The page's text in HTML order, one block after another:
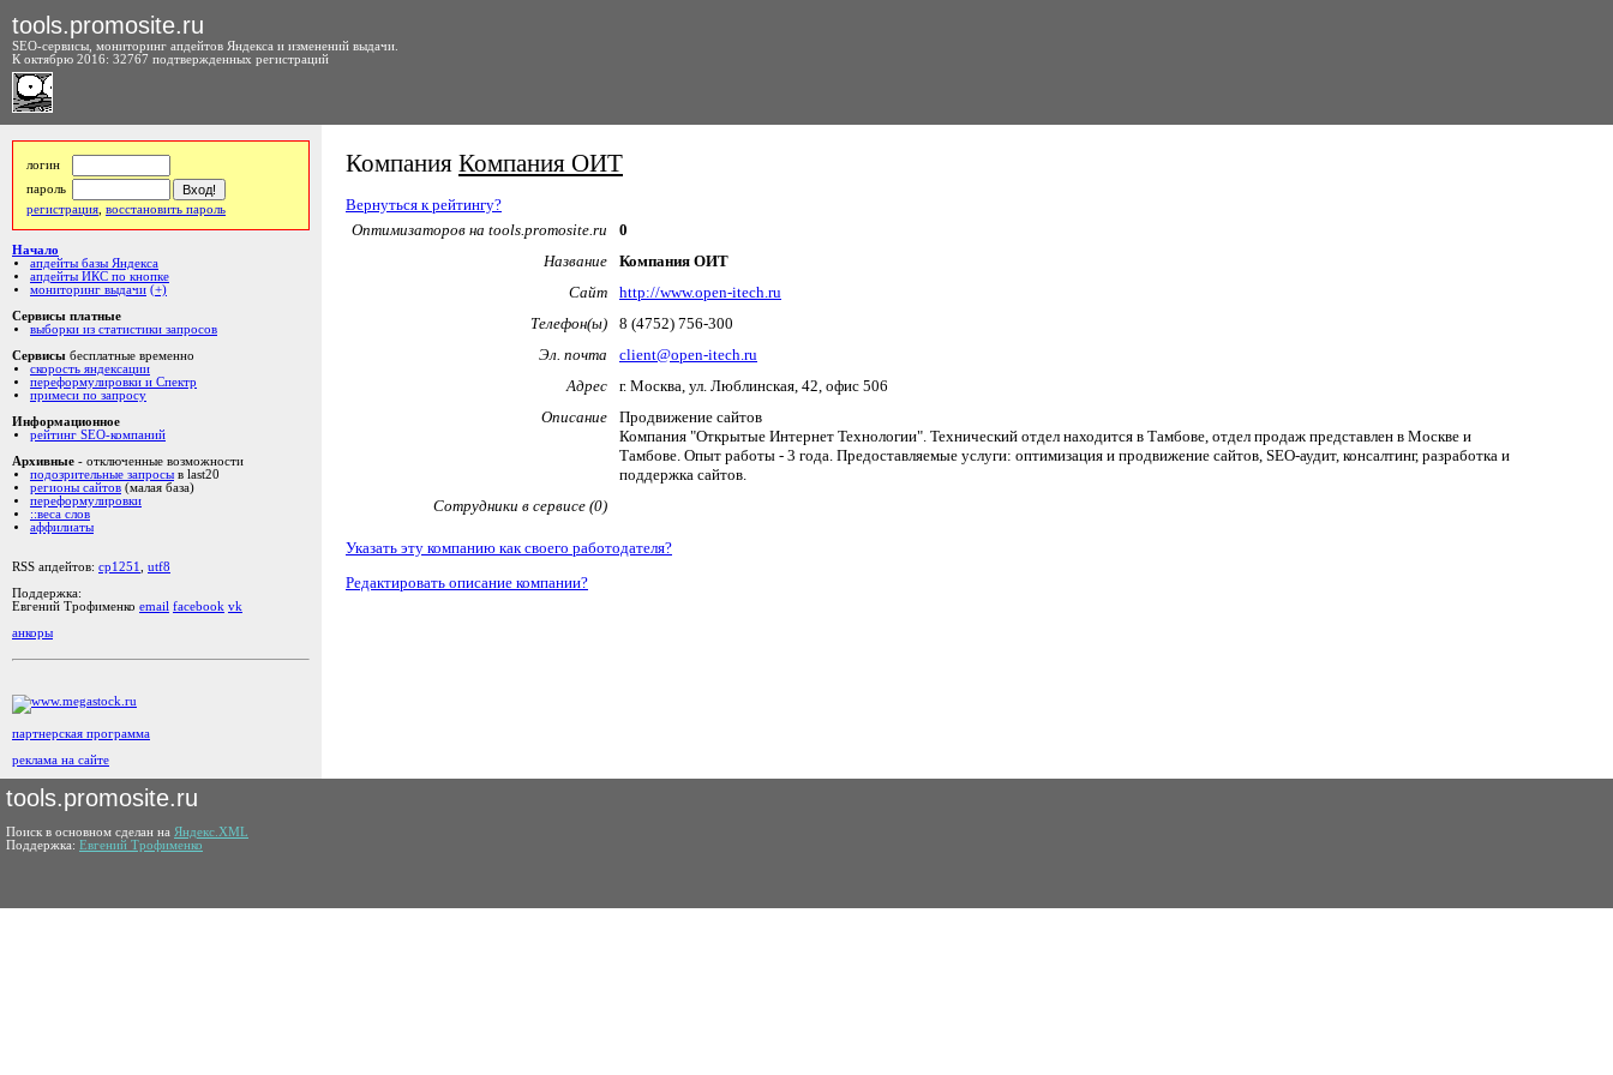
tools.promosite.ru
SEO-сервисы, мониторинг апдейтов Яндекса и изменений выдачи.
К октябрю 2016: 32767 подтвержденных регистраций
логин
пароль
регистрация восстановить пароль
Начало
апдейты базы Яндекса
апдейты ИКС по кнопке
мониторинг выдачи (+)
Сервисы платные
выборки из статистики запросов
Сервисы бесплатные временно
скорость яндексации
переформулировки и Спектр
примеси по запросу
Информационное
рейтинг SEO-компаний
Архивные - отключенные возможности
подозрительные запросы в last20
регионы сайтов (малая база)
переформулировки
::веса слов
аффилиаты
RSS апдейтов: cp1251
utf8
Поддержка:
Евгений Трофименко email facebook vk
анкоры
партнерская программа
реклама на сайте
Компания Компания ОИТ
Вернуться к рейтингу?
Оптимизаторов на tools.promosite.ru
0
Название
Компания ОИТ
Сайт
http://www.open-itech.ru
Телефон(ы)
8 (4752) 756-300
Эл. почта
client@open-itech.ru
Адрес
г. Москва, ул. Люблинская, 42, офис 506
Описание
Продвижение сайтов
Компания "Открытые Интернет Технологии". Технический отдел находится в Тамбове, отдел продаж представлен в Москве и
Тамбове. Опыт работы - 3 года. Предоставляемые услуги: оптимизация и продвижение сайтов, SEO-аудит, консалтинг, разработка и
поддержка сайтов.
Сотрудники в сервисе (0)
Указать эту компанию как своего работодателя?
Редактировать описание компании?
tools.promosite.ru
Поиск в основном сделан на Яндекс.XML
Поддержка: Евгений Трофименко